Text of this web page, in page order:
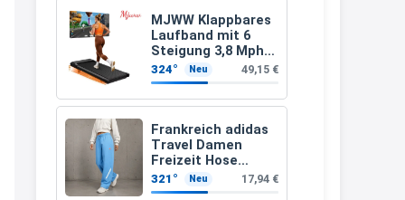
MJWW Klappbares
Laufband mit 6
Steigung 3,8 Mph/6
Km/h Walking
324° Neu 49,15 €
Frankreich adidas
Travel Damen
Freizeit Hose
JC8618 (Gr. 2XS bis
3XL)
321° Neu 17,94 €
müsste schon stornieren und
nochmal bestellen, da man
Rabattcodes oder auch
Geschenkgutscheine im
Warenkorb oder an der Kasse
VOR dem Kauf einlösen kann.
17:06
↩